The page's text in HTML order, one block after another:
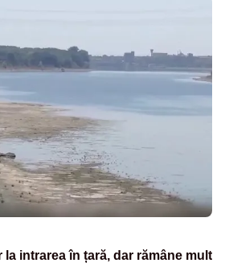
la intrarea în țară, dar rămâne mult